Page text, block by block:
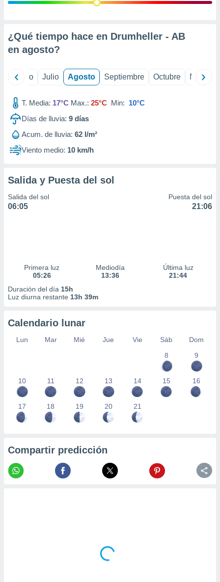
e
mediante
de
1199
¿Qué tiempo hace en Drumheller - AB
en agosto?
Junio Julio Agosto Septiembre Octubre
T. Media: 17°C Max.: 25°C Min: 10°C
Días de lluvia: 9 días
Acum. de lluvia: 62 l/m²
Viento medio: 10 km/h
Salida y Puesta del sol
Salida del sol
06:05
Puesta del sol
21:06
Primera luz
05:26
Mediodía
13:36
Última luz
21:44
Duración del día 15h
Luz diurna restante 13h 39m
Calendario lunar
Lun Mar Mié Jue Vie Sáb
Dom
8
9
10 11 12 13 14 15 16
17 18 19 20 21
Compartir predicción